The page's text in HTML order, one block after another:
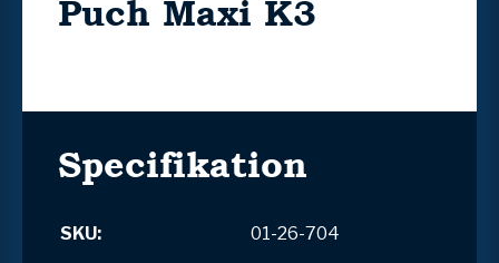
Puch Maxi K3
Specifikation
SKU:
01-26-704